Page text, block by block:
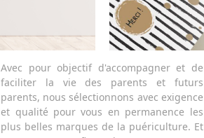
Avec pour objectif d'accompagner et de
faciliter la vie des parents et futurs
parents, nous sélectionnons avec exigence
et qualité pour vous en permanence les
plus belles marques de la puériculture. Et